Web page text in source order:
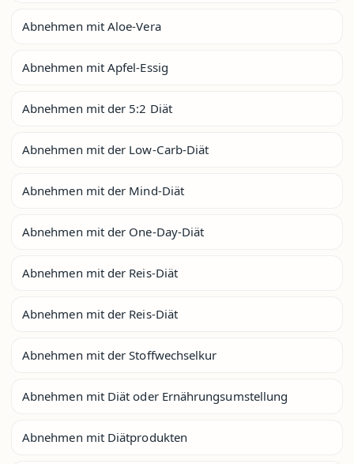
Abnehmen mit Aloe-Vera
Abnehmen mit Apfel-Essig
Abnehmen mit der 5:2 Diät
Abnehmen mit der Low-Carb-Diät
Abnehmen mit der Mind-Diät
Abnehmen mit der One-Day-Diät
Abnehmen mit der Reis-Diät
Abnehmen mit der Reis-Diät
Abnehmen mit der Stoffwechselkur
Abnehmen mit Diät oder Ernährungsumstellung
Abnehmen mit Diätprodukten